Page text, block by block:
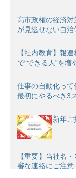
高市政権の経済
が見逃せない自治
【社内教育】報
で“できる人”を
仕事の自動化っ
最初にやるべき3
新年ご
【重要】当社名
審な連絡にご注意